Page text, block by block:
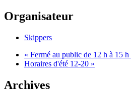
Organisateur
Skippers
« Fermé au public de 12 h à 15
Horaires d'été 12-20 »
Archives